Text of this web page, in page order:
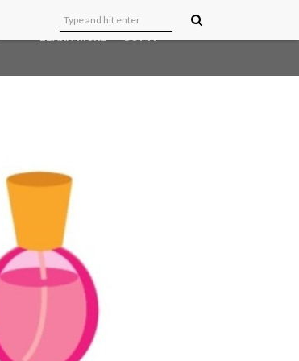
LEARN MORE GOT IT